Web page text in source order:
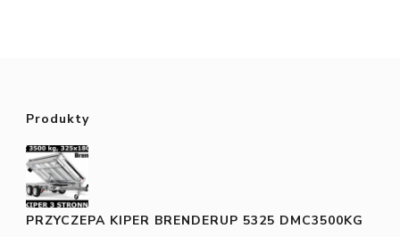
Produkty
PRZYCZEPA KIPER BRENDERUP 5325 DMC3500KG